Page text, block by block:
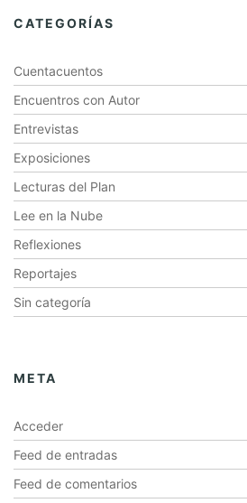
CATEGORÍAS
Cuentacuentos
Encuentros con Autor
Entrevistas
Exposiciones
Lecturas del Plan
Lee en la Nube
Reflexiones
Reportajes
Sin categoría
META
Acceder
Feed de entradas
Feed de comentarios